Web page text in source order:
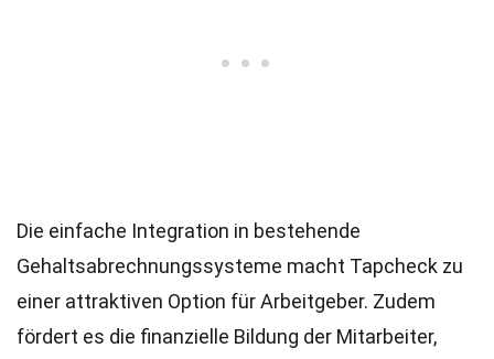
Die einfache Integration in bestehende
Gehaltsabrechnungssysteme macht Tapcheck zu
einer attraktiven Option für Arbeitgeber. Zudem
fördert es die finanzielle Bildung der Mitarbeiter,